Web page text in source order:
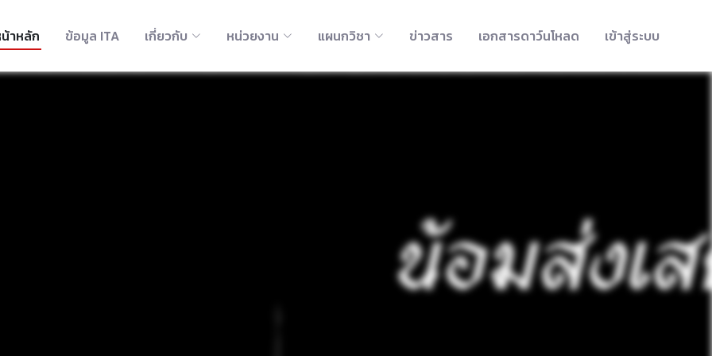
าหลัก ข้อมูล ITA เกี่ยวกับ หน่วยงาน แผนกวิชา ข่าวสาร เอกสารดาว์นโหลด เข้าสู่ระบบ